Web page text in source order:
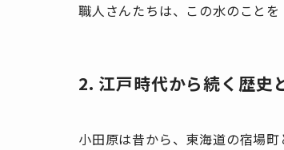
職人さんたちは、この水のことを
2. 江戸時代から続く歴史
小田原は昔から、東海道の宿場